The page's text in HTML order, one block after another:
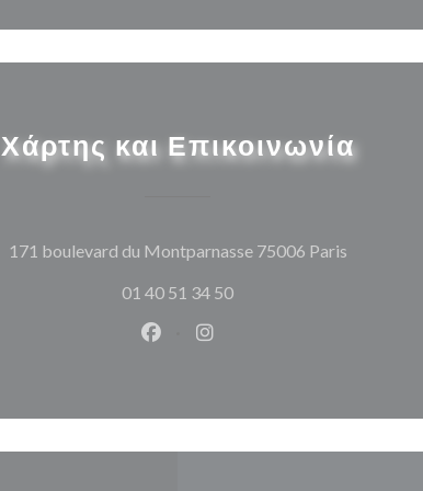
Χάρτης και Επικοινωνία
171 boulevard du Montparnasse 75006 Paris((ανοίγει
01 40 51 34 50
Facebook ((ανοίγει σε νέο
Instagram ((ανοίγει σε